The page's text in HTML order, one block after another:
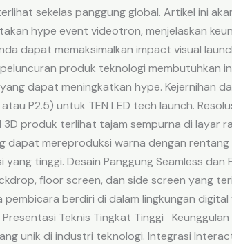
sekelas panggung global. Artikel ini
hype event videotron, menjelaskan
dapat memaksimalkan impact visual
produk teknologi
dapat meningkatkan hype. Kejernihan
P2.5) untuk TEN LED tech launch.
produk terlihat tajam sempurna di layar
dapat mereproduksi warna dengan
tinggi. Desain Panggung Seamless
floor screen, dan side screen yang
pembicara berdiri di dalam lingkungan
Presentasi Teknis Tingkat Tinggi
unik di industri teknologi. Integrasi